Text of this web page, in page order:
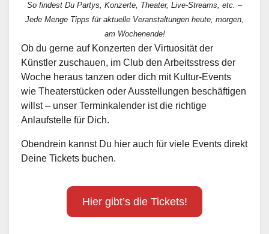
So findest Du Partys, Konzerte, Theater, Live-Streams, etc. –
Jede Menge Tipps für aktuelle Veranstaltungen heute, morgen,
am Wochenende!
Ob du gerne auf Konzerten der Virtuosität der
Künstler zuschauen, im Club den Arbeitsstress der
Woche heraus tanzen oder dich mit Kultur-Events
wie Theaterstücken oder Ausstellungen beschäftigen
willst – unser Terminkalender ist die richtige
Anlaufstelle für Dich.
Obendrein kannst Du hier auch für viele Events direkt
Deine Tickets buchen.
Hier gibt’s die Tickets!